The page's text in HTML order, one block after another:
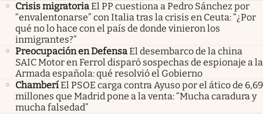
Crisis migratoriaEl PP cuestiona a Pedro Sánchez por
“envalentonarse” con Italia tras la crisis en Ceuta: “¿Por
qué no lo hace con el país de donde vinieron los
inmigrantes?”
Preocupación en DefensaEl desembarco de la china
SAIC Motor en Ferrol disparó sospechas de espionaje a la
Armada española: qué resolvió el Gobierno
ChamberíEl PSOE carga contra Ayuso por el ático de 6,69
millones que Madrid pone a la venta: “Mucha caradura y
mucha falsedad”